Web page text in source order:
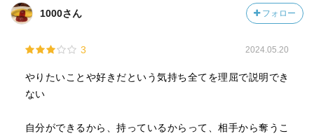
1000さん フォロー
3 2024.05.20
やりたいことや好きだという気持ち全てを理屈で説明でき
ない
自分ができるから、持っているからって、相手から奪うこ